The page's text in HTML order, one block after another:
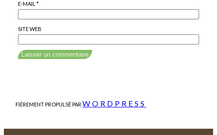
E-MAIL *
SITE WEB
FIÈREMENT PROPULSÉ PAR WORDPRESS